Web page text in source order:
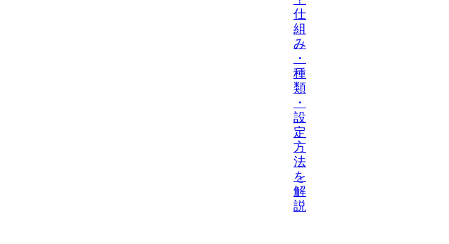
仕
組
み
・
種
類
・
設
定
方
法
を
解
説